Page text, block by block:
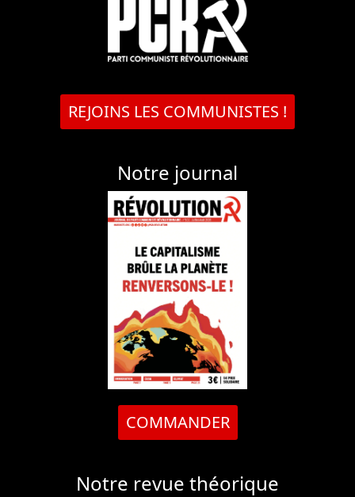
REJOINS LES COMMUNISTES !
Notre journal
COMMANDER
Notre revue théorique